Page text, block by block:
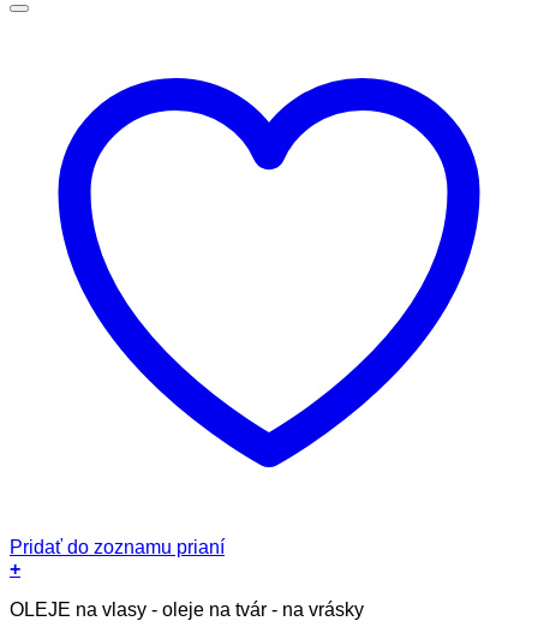
Pridať do zoznamu prianí
+
OLEJE na vlasy - oleje na tvár - na vrásky